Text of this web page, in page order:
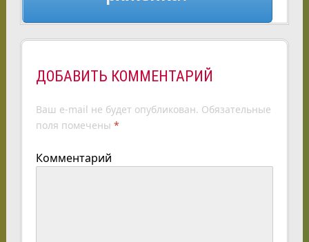
ДОБАВИТЬ КОММЕНТАРИЙ
Ваш e-mail не будет опубликован. Обязательные
поля помечены *
Комментарий